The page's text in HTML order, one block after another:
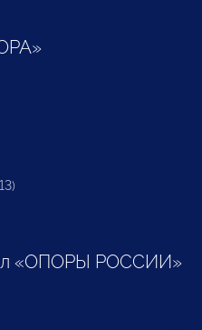
«ОПОРЫ РОССИИ»